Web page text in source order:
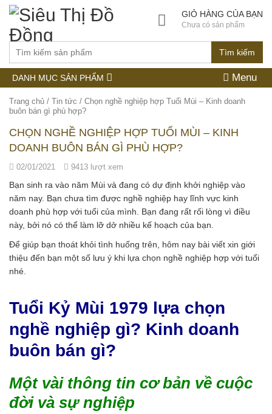
Tìm kiếm
GIỎ HÀNG CỦA BẠN
Chưa có sản phẩm
DANH MỤC SẢN PHẨM Menu
Trang chủ / Tin tức / Chọn nghề nghiệp hợp Tuổi Mùi – Kinh doanh
buôn bán gì phù hợp?
CHỌN NGHỀ NGHIỆP HỢP TUỔI MÙI – KINH
DOANH BUÔN BÁN GÌ PHÙ HỢP?
02/01/2021 9413 lượt xem
Bạn sinh ra vào năm Mùi và đang có dự định khởi nghiệp vào
năm nay. Bạn chưa tìm được nghề nghiệp hay lĩnh vực kinh
doanh phù hợp với tuổi của mình. Bạn đang rất rối lòng vì điều
này, bởi nó có thể làm lỡ dở nhiều kế hoạch của bạn.
Để giúp bạn thoát khỏi tình huống trên, hôm nay bài viết xin giới
thiệu đến bạn một số lưu ý khi lựa chọn nghề nghiệp hợp với tuổi
nhé.
Tuổi Kỷ Mùi 1979 lựa chọn
nghề nghiệp gì? Kinh doanh
buôn bán gì?
Một vài thông tin cơ bản về cuộc
đời và sự nghiệp